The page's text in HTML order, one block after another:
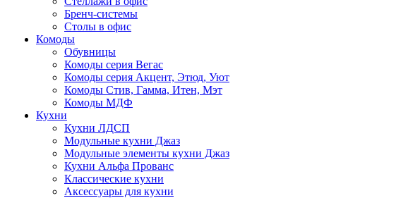
Бренч-системы
Столы в офис
Комоды
Обувницы
Комоды серия Вегас
Комоды серия Акцент, Этюд, Уют
Комоды Стив, Гамма, Итен, Мэт
Комоды МДФ
Кухни
Кухни ЛДСП
Модульные кухни Джаз
Модульные элементы кухни Джаз
Кухни Альфа Прованс
Классические кухни
Аксессуары для кухни